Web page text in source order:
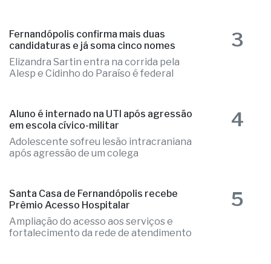
Fernandópolis confirma mais duas
candidaturas e já soma cinco nomes
Elizandra Sartin entra na corrida pela
Alesp e Cidinho do Paraíso é federal
3
Aluno é internado na UTI após agressão
em escola cívico-militar
Adolescente sofreu lesão intracraniana
após agressão de um colega
4
Santa Casa de Fernandópolis recebe
Prêmio Acesso Hospitalar
Ampliação do acesso aos serviços e
fortalecimento da rede de atendimento
5